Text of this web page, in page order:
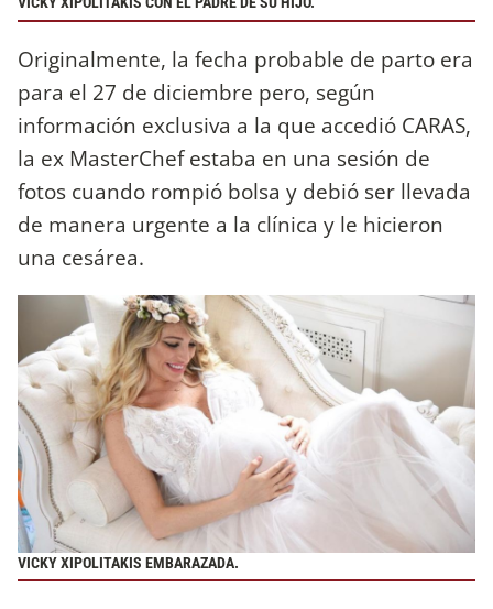
Originalmente, la fecha probable de parto era
para el 27 de diciembre pero, según
información exclusiva a la que accedió CARAS,
la ex MasterChef estaba en una sesión de
fotos cuando rompió bolsa y debió ser llevada
de manera urgente a la clínica y le hicieron
una cesárea.
VICKY XIPOLITAKIS EMBARAZADA.